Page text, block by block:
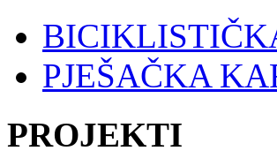
PJEŠAČKA
PROJEKTI